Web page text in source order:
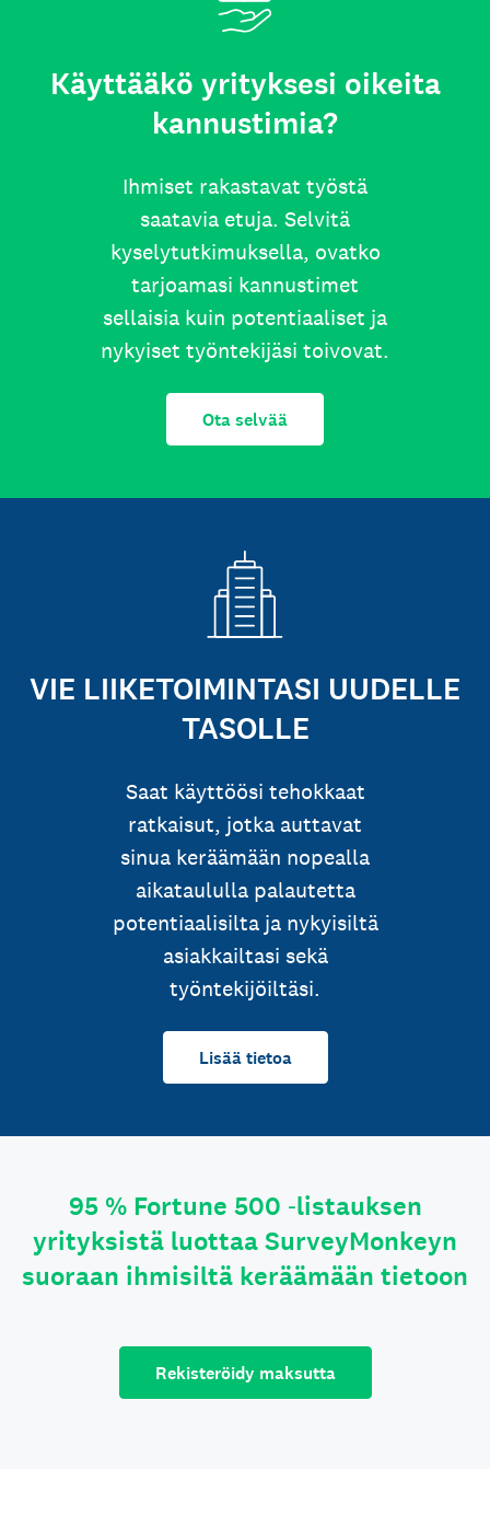
Käyttääkö yrityksesi oikeita
kannustimia?
Ihmiset rakastavat työstä
saatavia etuja. Selvitä
kyselytutkimuksella, ovatko
tarjoamasi kannustimet
sellaisia kuin potentiaaliset ja
nykyiset työntekijäsi toivovat.
Ota selvää
VIE LIIKETOIMINTASI UUDELLE
TASOLLE
Saat käyttöösi tehokkaat
ratkaisut, jotka auttavat
sinua keräämään nopealla
aikataululla palautetta
potentiaalisilta ja nykyisiltä
asiakkailtasi sekä
työntekijöiltäsi.
Lisää tietoa
95 % Fortune 500 ‑listauksen
yrityksistä luottaa SurveyMonkeyn
suoraan ihmisiltä keräämään tietoon
Rekisteröidy maksutta